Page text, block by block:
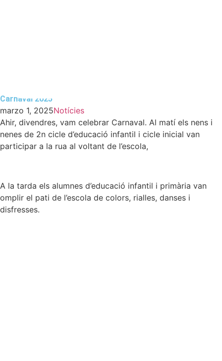
Carnaval 2025
marzo 1, 2025Notícies
Ahir, divendres, vam celebrar Carnaval. Al matí els nens i
nenes de 2n cicle d’educació infantil i cicle inicial van
participar a la rua al voltant de l’escola,
A la tarda els alumnes d’educació infantil i primària van
omplir el pati de l’escola de colors, rialles, danses i
disfresses.